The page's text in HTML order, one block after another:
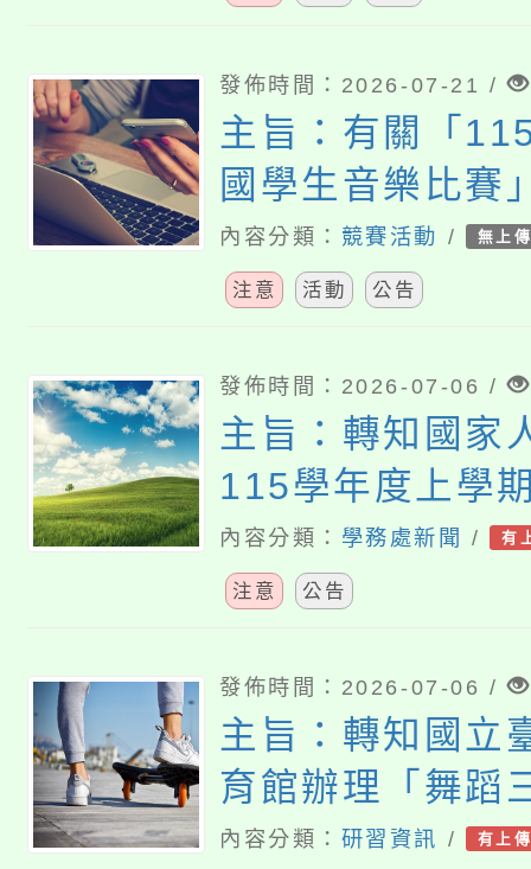
發佈時間：2026-07-21 /
主旨：有關「
國學生音樂比賽
音號指定曲【草
請貴校於115年
查照。
內容分類： 競賽活動 / 無上
注意 活動 公告
發佈時間：2026-07-06 /
主旨：轉知國家
115學年度上學
資源，即日起開
案，請查照。
內容分類： 學務處新聞 / 有
注意 公告
發佈時間：2026-07-06 /
主旨：轉知國立
育館辦理「舞蹈
你自己」教師研
內容分類： 研習資訊 / 有上